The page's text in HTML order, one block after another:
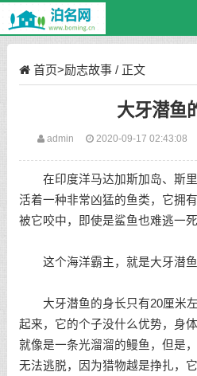
首页>励志故事/ 正文
大牙潜鱼
admin 2020-09-17 02:43:08
在印度洋马达加斯加岛、斯里
活着一种非常凶猛的鱼类，它拥
被它咬中，即使是鲨鱼也难逃一死
这个海洋霸主，就是大牙潜鱼
大牙潜鱼的身长只有20厘米左
起来，它的个子没什么优势，身
就像是一条光溜溜的鳗鱼，但是
无法逃脱，因为猎物越是挣扎，